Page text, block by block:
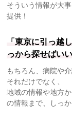
そういう情報が大
提供！
「東京に引っ越
っから探せばい
もちろん、病院や
それだけでなく、
地域の情報や地方
の情報まで、しっ